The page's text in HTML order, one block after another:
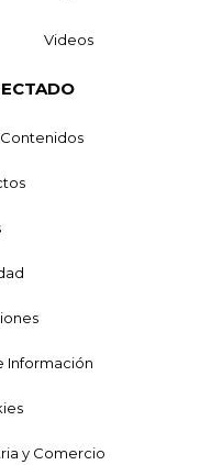
Videos
Información
y Comercio